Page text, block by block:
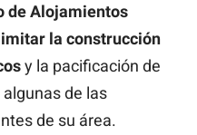
de Alojamientos
la construcción
y la pacificación de
de las
de su área.